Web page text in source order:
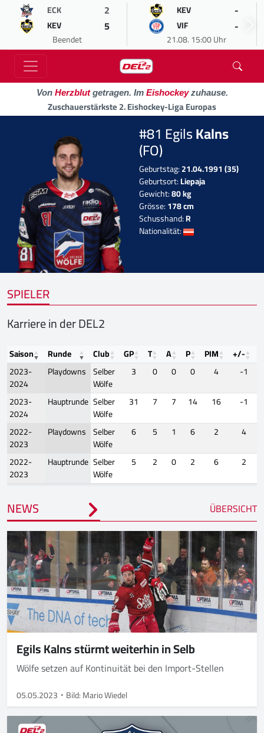
ECK 2
KEV 5
Beendet
KEV -
VIF -
21.08. 15:00 Uhr
Von Herzblutgetragen. Im Eishockeyzuhause.
Zuschauerstärkste 2. Eishockey-Liga Europas
#81 EgilsKalns
(FO)
Geburtstag:21.04.1991 (35)
Geburtsort:Liepaja
Gewicht:80 kg
Grösse:178 cm
Schusshand:R
Nationalität:
SPIELER
Karriere in der DEL2
Saison Runde Club GP T A P PIM +/-
2023-
2024
Playdowns Selber
Wölfe
3 0 0 0 4
-1
2023-
2024
Hauptrunde Selber
Wölfe
31 7 7 14 16
-1
2022-
2023
Playdowns Selber
Wölfe
6 5 1 6 2
4
2022-
2023
Hauptrunde Selber
Wölfe
5 2 0 2 6 2
NEWS ÜBERSICHT
Egils Kalns stürmt weiterhin in Selb
Wölfe setzen auf Kontinuität bei den Import-Stellen
05.05.2023 Bild: Mario Wiedel